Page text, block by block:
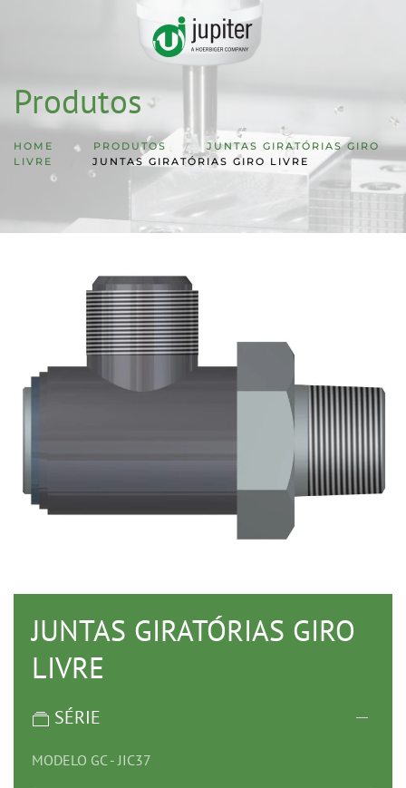
Skip to main content
Produtos
HOME PRODUTOS
JUNTAS GIRATÓRIAS GIRO
LIVRE
JUNTAS GIRATÓRIAS GIRO LIVRE
JUNTAS GIRATÓRIAS GIRO
LIVRE
SÉRIE
MODELO GC - JIC37